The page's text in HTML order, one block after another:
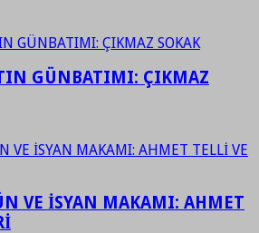
GÜNBATIMI: ÇIKMAZ
VE İSYAN MAKAMI: AHMET